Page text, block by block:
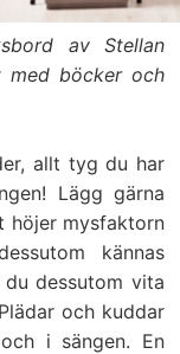
av Stellan
med böcker och
allt tyg du har
Lägg gärna
höjer mysfaktorn
kännas
du dessutom vita
och kuddar
i sängen. En